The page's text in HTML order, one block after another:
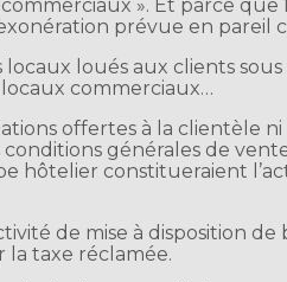
». Et parce
prévue en pareil
locaux loués aux clients
locaux commerciaux…
offertes à la clientèle
générales de
hôtelier constitueraient
de mise à disposition
la taxe réclamée.